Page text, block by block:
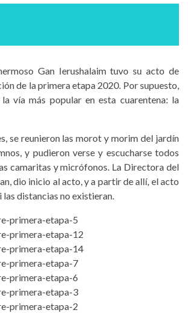
Gan Ierushalaim tuvo su acto de
de la primera etapa 2020. Por supuesto,
vía más popular en esta cuarentena: la
se reunieron las morot y morim del jardín
y pudieron verse y escucharse todos
camaritas y micrófonos. La Directora del
dio inicio al acto, y a partir de allí, el acto
distancias no existieran.